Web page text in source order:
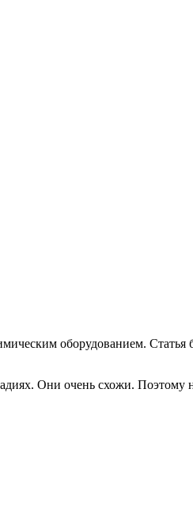
оборудованием.
Они очень схожи.